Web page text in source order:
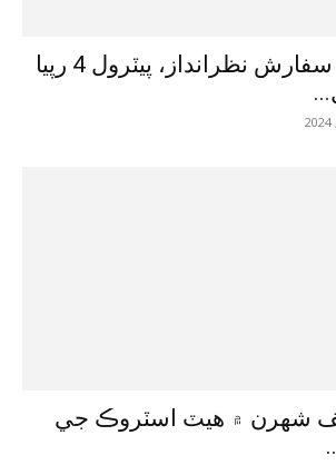
وزيراعظم جي سفارش نظرانداز، پيٽرول 4 رپيا
شهرن ۾ هيٽ اسٽروڪ جي